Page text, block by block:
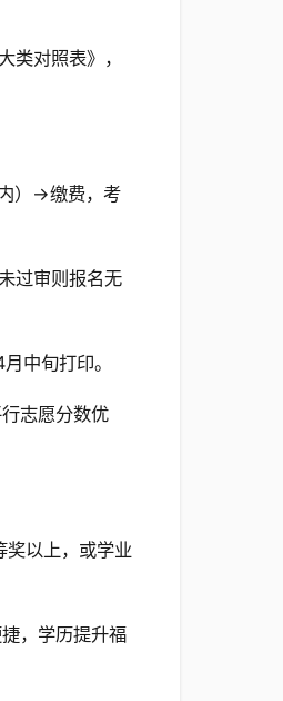
类对照表》，
）→缴费，考
过审则报名无
中旬打印。
志愿分数优
奖以上，或学业
，学历提升福